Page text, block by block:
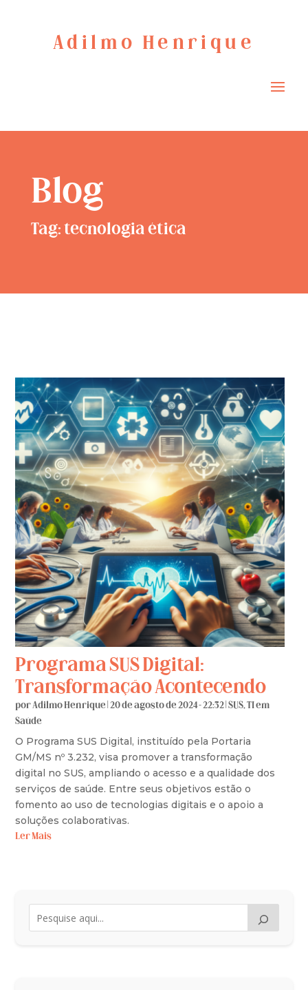
Adilmo Henrique
Blog
Tag: tecnologia ética
Programa SUS Digital:
Transformação Acontecendo
porAdilmo Henrique|20 de agosto de 2024 - 22:32|SUS,TI em
Saúde
O Programa SUS Digital, instituído pela Portaria
GM/MS nº 3.232, visa promover a transformação
digital no SUS, ampliando o acesso e a qualidade dos
serviços de saúde. Entre seus objetivos estão o
fomento ao uso de tecnologias digitais e o apoio a
soluções colaborativas.
Ler Mais